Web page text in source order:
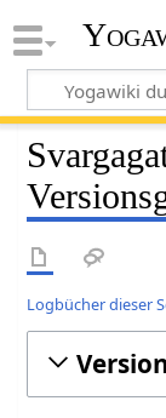
Logbücher dieser